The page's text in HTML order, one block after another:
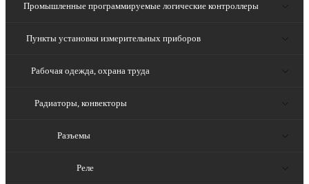
Промышленные программируемые логические контроллеры
Пункты установки измерительных приборов
Рабочая одежда, охрана труда
Радиаторы, конвекторы
Разъемы
Реле